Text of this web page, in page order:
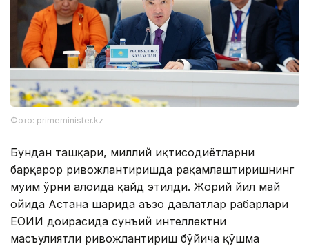
Фото: primeminister.kz
Бундан ташқари, миллий иқтисодиётларни
барқарор ривожлантиришда рақамлаштиришнинг
муҳим ўрни алоҳида қайд этилди. Жорий йил май
ойида Астана шаҳрида аъзо давлатлар раҳбарлари
ЕОИИ доирасида сунъий интеллектни
масъулиятли ривожлантириш бўйича қўшма